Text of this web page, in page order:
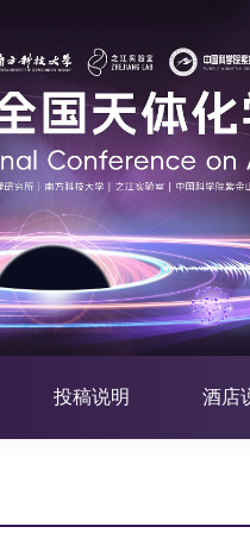
投稿说明 酒店